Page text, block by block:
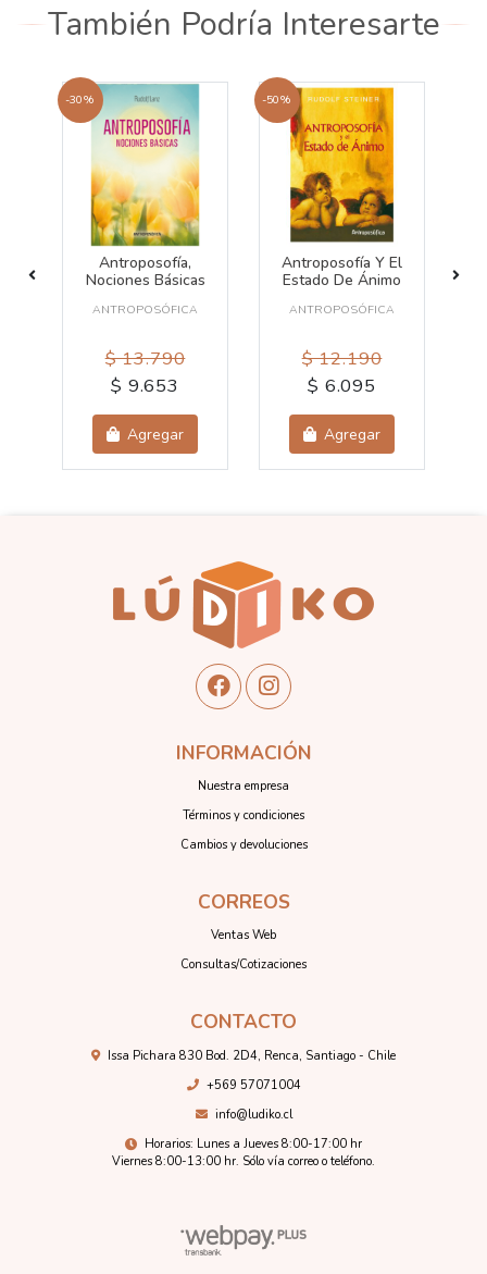
También Podría Interesarte
-30%
Antroposofía,
Nociones Básicas
ANTROPOSÓFICA
$ 13.790
$ 9.653
Agregar
-50%
Antroposofía Y El
Estado De Ánimo
ANTROPOSÓFICA
$ 12.190
$ 6.095
Agregar
INFORMACIÓN
Nuestra empresa
Términos y condiciones
Cambios y devoluciones
CORREOS
Ventas Web
Consultas/Cotizaciones
CONTACTO
Issa Pichara 830 Bod. 2D4, Renca, Santiago - Chile
+569 57071004
info@ludiko.cl
Horarios: Lunes a Jueves 8:00-17:00 hr
Viernes 8:00-13:00 hr. Sólo vía correo o teléfono.